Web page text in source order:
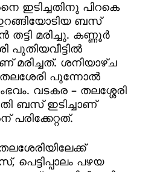
ഇടിച്ചതിനു പിറകെ
ബസ്
മരിച്ചു. കണ്ണൂര്‍
പുതിയവീട്ടില്‍
മരിച്ചത്. ശനിയാഴ്ച
തലശേരി പുന്നോല്‍
വടകര – തലശ്ശേരി
ബസ് ഇടിച്ചാണ്
പഴയ